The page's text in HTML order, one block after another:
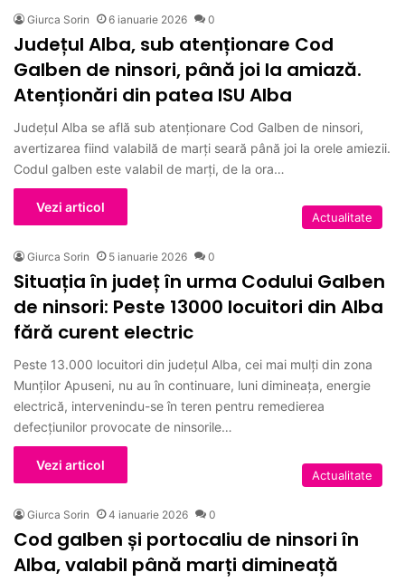
Giurca Sorin 6 ianuarie 2026 0
Județul Alba, sub atenționare Cod
Galben de ninsori, până joi la amiază.
Atenționări din patea ISU Alba
Județul Alba se află sub atenționare Cod Galben de ninsori,
avertizarea fiind valabilă de marți seară până joi la orele amiezii.
Codul galben este valabil de marți, de la ora…
Vezi articol
Actualitate
Giurca Sorin 5 ianuarie 2026 0
Situația în județ în urma Codului Galben
de ninsori: Peste 13000 locuitori din Alba
fără curent electric
Peste 13.000 locuitori din județul Alba, cei mai mulți din zona
Munților Apuseni, nu au în continuare, luni dimineaţa, energie
electrică, intervenindu-se în teren pentru remedierea
defecţiunilor provocate de ninsorile…
Vezi articol
Actualitate
Giurca Sorin 4 ianuarie 2026 0
Cod galben și portocaliu de ninsori în
Alba, valabil până marți dimineață